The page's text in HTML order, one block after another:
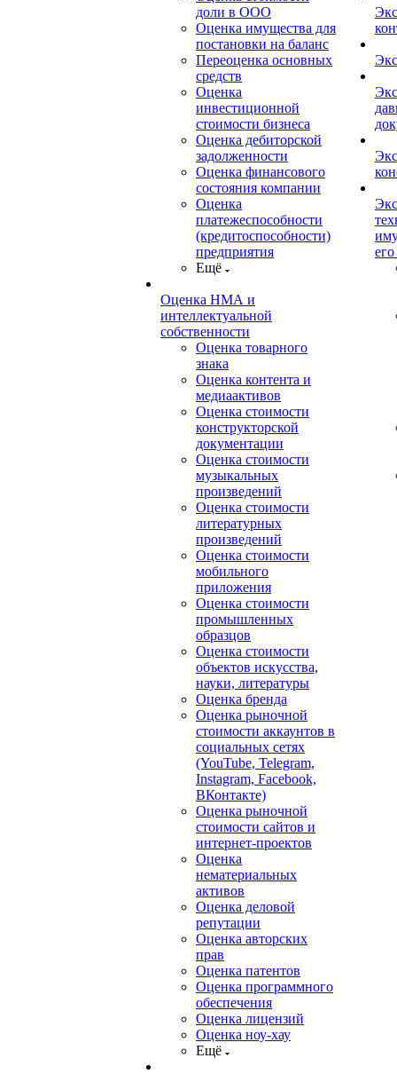
доли в ООО
Оценка имущества для
постановки на баланс
Переоценка основных
средств
Оценка
инвестиционной
стоимости бизнеса
Оценка дебиторской
задолженности
Оценка финансового
состояния компании
Оценка
платежеспособности
(кредитоспособности)
предприятия
Ещё
Оценка НМА и
интеллектуальной
собственности
Оценка товарного
знака
Оценка контента и
медиаактивов
Оценка стоимости
конструкторской
документации
Оценка стоимости
музыкальных
произведений
Оценка стоимости
литературных
произведений
Оценка стоимости
мобильного
приложения
Оценка стоимости
промышленных
образцов
Оценка стоимости
объектов искусства,
науки, литературы
Оценка бренда
Оценка рыночной
стоимости аккаунтов в
социальных сетях
(YouTube, Telegram,
Instagram, Facebook,
ВКонтакте)
Оценка рыночной
стоимости сайтов и
интернет-проектов
Оценка
нематериальных
активов
Оценка деловой
репутации
Оценка авторских
прав
Оценка патентов
Оценка программного
обеспечения
Оценка лицензий
Оценка ноу-хау
Ещё